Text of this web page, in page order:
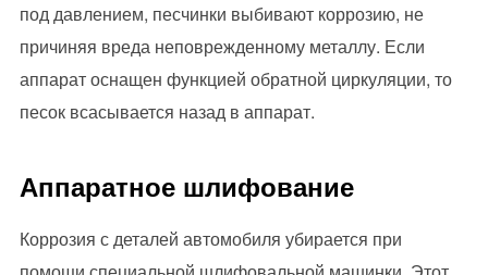
под давлением, песчинки выбивают коррозию, не
причиняя вреда неповрежденному металлу. Если
аппарат оснащен функцией обратной циркуляции, то
песок всасывается назад в аппарат.
Аппаратное шлифование
Коррозия с деталей автомобиля убирается при